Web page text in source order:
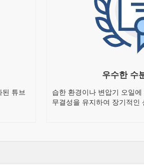
된 튜브
우수한 수
습한 환경이나 변압기 오일
무결성을 유지하여 장기적인